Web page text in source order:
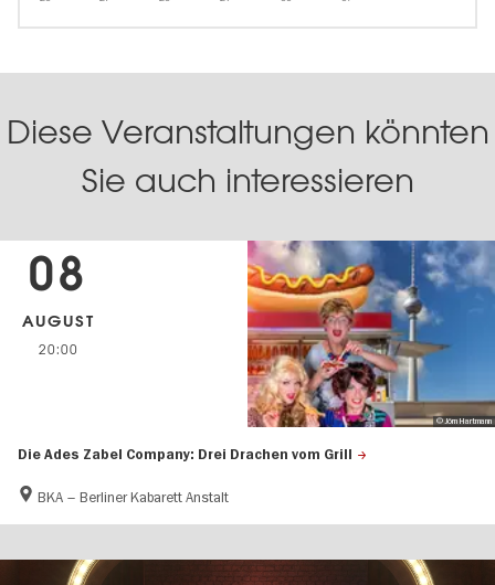
Diese Veranstaltungen könnten
Sie auch interessieren
Die Ades Zabel Company: Drei Drachen vom Grill
BKA – Berliner Kabarett Anstalt
08
AUGUST
20:00
© Jörn Hartmann